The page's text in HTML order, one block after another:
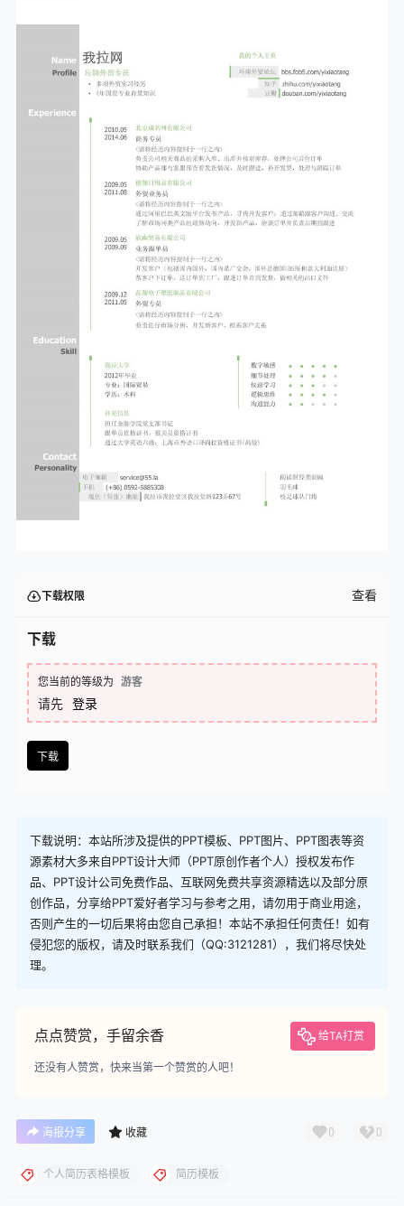
下载权限 查看
下载
您当前的等级为 游客
请先 登录
下载
下载说明：本站所涉及提供的PPT模板、PPT图片、PPT图表等资
源素材大多来自PPT设计大师（PPT原创作者个人）授权发布作
品、PPT设计公司免费作品、互联网免费共享资源精选以及部分原
创作品，分享给PPT爱好者学习与参考之用，请勿用于商业用途，
否则产生的一切后果将由您自己承担！本站不承担任何责任！如有
侵犯您的版权，请及时联系我们（QQ:3121281），我们将尽快处
理。
点点赞赏，手留余香 给TA打赏
还没有人赞赏，快来当第一个赞赏的人吧！
海报分享 收藏 0 0
个人简历表格模板 简历模板